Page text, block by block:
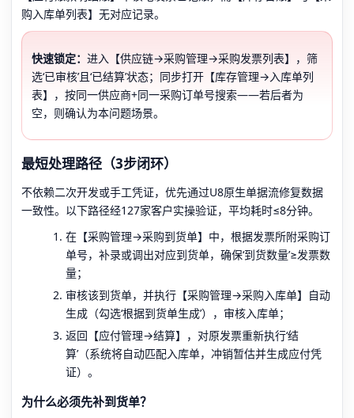
购入库单列表】无对应记录。
快速锁定： 进入【供应链→采购管理→采购发票列表】，筛
选‘已审核’且‘已结算’状态；同步打开【库存管理→入库单列
表】，按同一供应商+同一采购订单号搜索——若后者为
空，则确认为本问题场景。
最短处理路径（3步闭环）
不依赖二次开发或手工凭证，优先通过U8原生单据流修复数据
一致性。以下路径经127家客户实操验证，平均耗时≤8分钟。
在【采购管理→采购到货单】中，根据发票所附采购订
单号，补录或调出对应到货单，确保‘到货数量’≥发票数
量；
审核该到货单，并执行【采购管理→采购入库单】自动
生成（勾选‘根据到货单生成’），审核入库单；
返回【应付管理→结算】，对原发票重新执行‘结
算’（系统将自动匹配入库单，冲销暂估并生成应付凭
证）。
为什么必须先补到货单？